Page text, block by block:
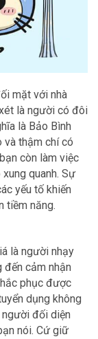
mặt với nhà
là người có đôi
là Bảo Bình
và thậm chí có
còn làm việc
quanh. Sự
yếu tố khiến
tiềm năng.
là người nhạy
đến cảm nhận
phục được
dụng không
người đối diện
nói. Cứ giữ